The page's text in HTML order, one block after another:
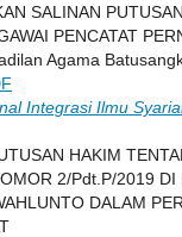
SALINAN
PENCATAT
Agama
Integrasi Ilmu
HAKIM
2/Pdt.P/2019 DI
DALAM